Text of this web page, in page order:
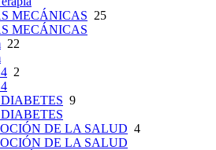
MECÁNICAS 25
MECÁNICAS
22
2
9
DE LA SALUD 4
DE LA SALUD